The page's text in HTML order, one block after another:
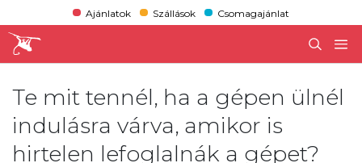
Ajánlatok Szállások Csomagajánlat
Te mit tennél, ha a gépen ülnél
indulásra várva, amikor is
hirtelen lefoglalnák a gépet?